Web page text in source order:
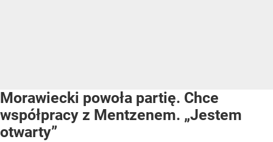
Morawiecki powoła partię. Chce
współpracy z Mentzenem. „Jestem
otwarty”